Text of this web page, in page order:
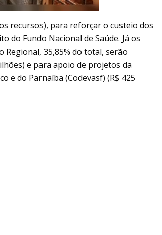
recursos), para reforçar o custeio dos
do Fundo Nacional de Saúde. Já os
35,85% do total, serão
e para apoio de projetos da
e do Parnaíba (Codevasf) (R$ 425